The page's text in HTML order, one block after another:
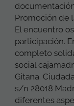
Promoción de
El encuentro
participación.
completo
social
Gitana.
s/n 28018
diferentes